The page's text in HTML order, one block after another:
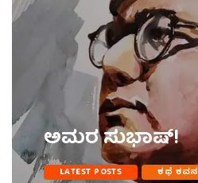
ಅಮರ ಸುಭಾಷ್!
LATEST POSTS ಕಥೆ ಕವನ